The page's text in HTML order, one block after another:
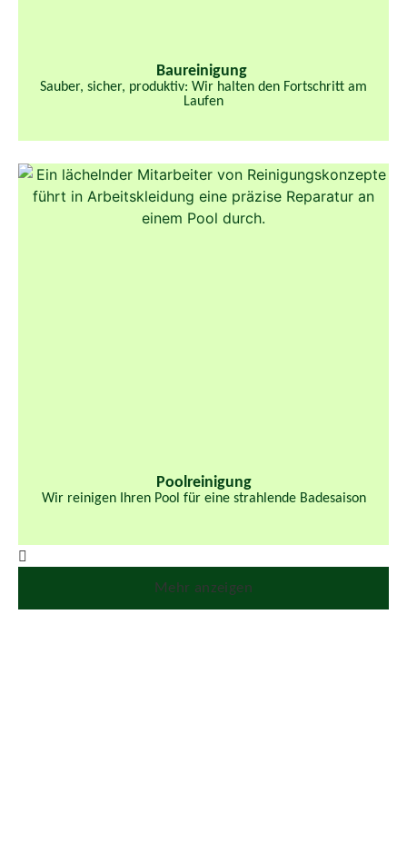
Baureinigung
Sauber, sicher, produktiv: Wir halten den Fortschritt am
Laufen
Poolreinigung
Wir reinigen Ihren Pool für eine strahlende Badesaison
Mehr anzeigen